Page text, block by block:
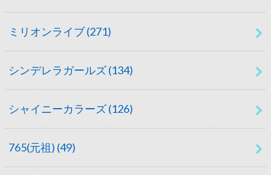
ミリオンライブ(271)
シンデレラガールズ(134)
シャイニーカラーズ(126)
765(元祖) (49)